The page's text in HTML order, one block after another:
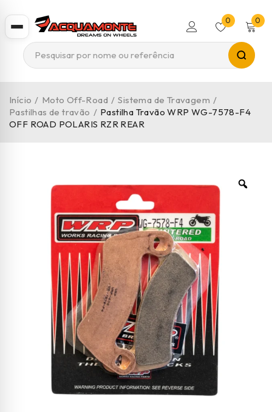
0 0
Início / Moto Off-Road / Sistema de Travagem /
Pastilhas de travão / Pastilha Travão WRP WG-7578-F4
OFF ROAD POLARIS RZR REAR